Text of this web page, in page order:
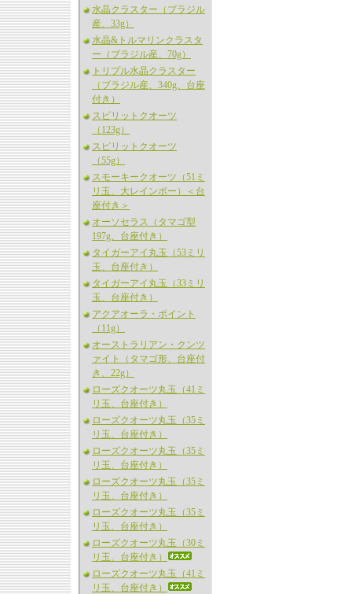
水晶クラスター（ブラジル
産、33g）
水晶&トルマリンクラスタ
ー（ブラジル産、70g）
トリプル水晶クラスター
（ブラジル産、340g、台座
付き）
スピリットクオーツ
（123g）
スピリットクオーツ
（55g）
スモーキークオーツ（51ミ
リ玉、大レインボー）＜台
座付き＞
オーソセラス（タマゴ型
197g、台座付き）
タイガーアイ丸玉（53ミリ
玉、台座付き）
タイガーアイ丸玉（33ミリ
玉、台座付き）
アクアオーラ・ポイント
（11g）
オーストラリアン・クンツ
ァイト（タマゴ形、台座付
き、22g）
ローズクオーツ丸玉（41ミ
リ玉、台座付き）
ローズクオーツ丸玉（35ミ
リ玉、台座付き）
ローズクオーツ丸玉（35ミ
リ玉、台座付き）
ローズクオーツ丸玉（35ミ
リ玉、台座付き）
ローズクオーツ丸玉（35ミ
リ玉、台座付き）
ローズクオーツ丸玉（30ミ
リ玉、台座付き）
ローズクオーツ丸玉（41ミ
リ玉、台座付き）